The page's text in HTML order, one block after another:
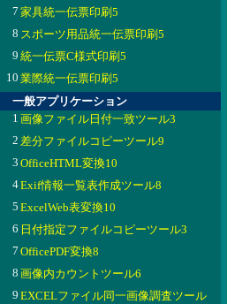
7 家具統一伝票印刷5
8 スポーツ用品統一伝票印刷5
9 統一伝票C様式印刷5
10 業際統一伝票印刷5
一般アプリケーション
1 画像ファイル日付一致ツール3
2 差分ファイルコピーツール9
3 OfficeHTML変換10
4Exif情報一覧表作成ツール8
5 ExcelWeb表変換10
6 日付指定ファイルコピーツール3
7 OfficePDF変換8
8 画像内カウントツール6
9 EXCELファイル同一画像調査ツール